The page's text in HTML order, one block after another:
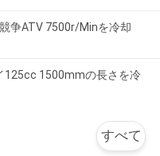
争ATV 7500r/Minを冷却
125cc 1500mmの長さを冷
すべて